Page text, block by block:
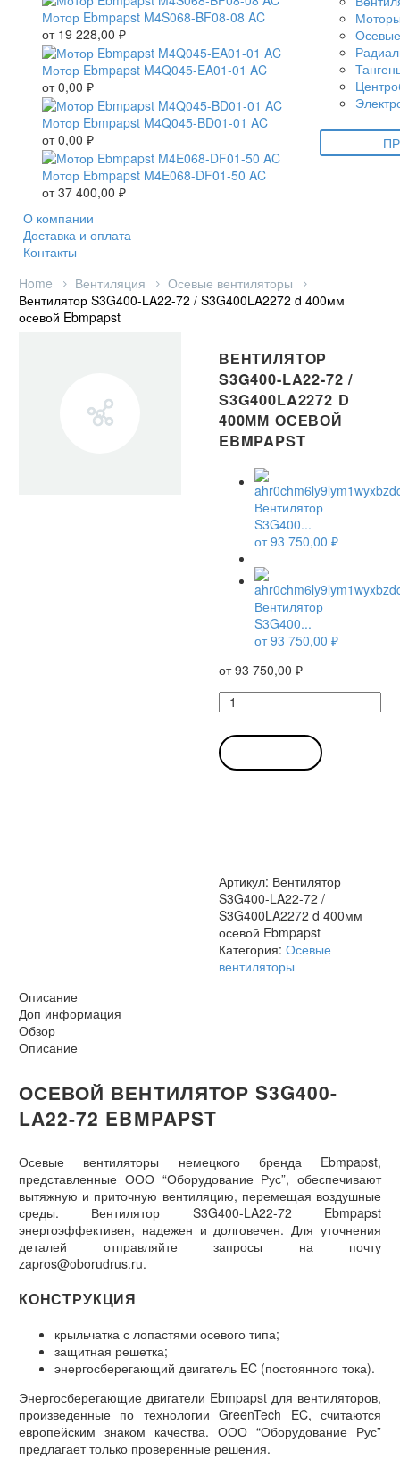
Мотор Ebmpapst M4S068-BF08-08 AC
от 19 228,00 ₽
Мотор Ebmpapst M4Q045-EA01-01 AC
от0,00 ₽
Мотор Ebmpapst M4Q045-BD01-01 AC
от0,00 ₽
Мотор Ebmpapst M4E068-DF01-50 AC
от37 400,00 ₽
О компании
Доставка и оплата
Контакты
Home
Вентиляция
Осевые вентиляторы
Вентилятор S3G400-LA22-72 / S3G400LA2272 d 400мм
осевой Ebmpapst
ВЕНТИЛЯТОР
S3G400-LA22-72 /
S3G400LA2272 D
400ММ ОСЕВОЙ
EBMPAPST
Вентилятор
S3G400...
от93 750,00 ₽
Вентилятор
S3G400...
от93 750,00 ₽
от93 750,00 ₽
Количество
товара
Вентилятор
S3G400-
LA22-
Ebmpapst
Артикул: Вентилятор
S3G400-LA22-72 /
S3G400LA2272 d 400мм
осевой Ebmpapst
Категория: Осевые
вентиляторы
Описание
Доп информация
Обзор
Описание
ОСЕВОЙ ВЕНТИЛЯТОР S3G400-
LA22-72 EBMPAPST
Осевые вентиляторы немецкого бренда Ebmpapst,
представленные ООО “Оборудование Рус”, обеспечивают
вытяжную и приточную вентиляцию, перемещая воздушные
среды. Вентилятор S3G400-LA22-72 Ebmpapst
энергоэффективен, надежен и долговечен. Для уточнения
деталей отправляйте запросы на почту
zapros@oborudrus.ru.
КОНСТРУКЦИЯ
крыльчатка с лопастями осевого типа;
защитная решетка;
энергосберегающий двигатель EC (постоянного тока).
Энергосберегающие двигатели Ebmpapst для вентиляторов,
произведенные по технологии GreenTech EC, считаются
европейским знаком качества. ООО “Оборудование Рус”
предлагает только проверенные решения.